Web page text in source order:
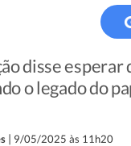
disse esperar
o legado do
| 9/05/2025 às 11h20